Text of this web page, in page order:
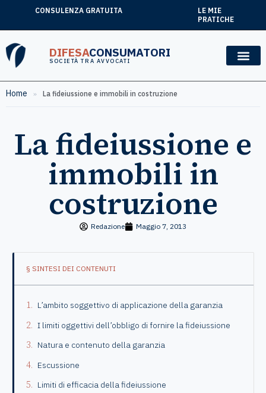
CONSULENZA GRATUITA
LE MIE
PRATICHE
DIFESACONSUMATORI
SOCIETÀ TRA AVVOCATI
Home » La fideiussione e immobili in costruzione
La fideiussione e
immobili in
costruzione
Redazione Maggio 7, 2013
§ SINTESI DEI CONTENUTI
L’ambito soggettivo di applicazione della garanzia
I limiti oggettivi dell’obbligo di fornire la fideiussione
Natura e contenuto della garanzia
Escussione
Limiti di efficacia della fideiussione